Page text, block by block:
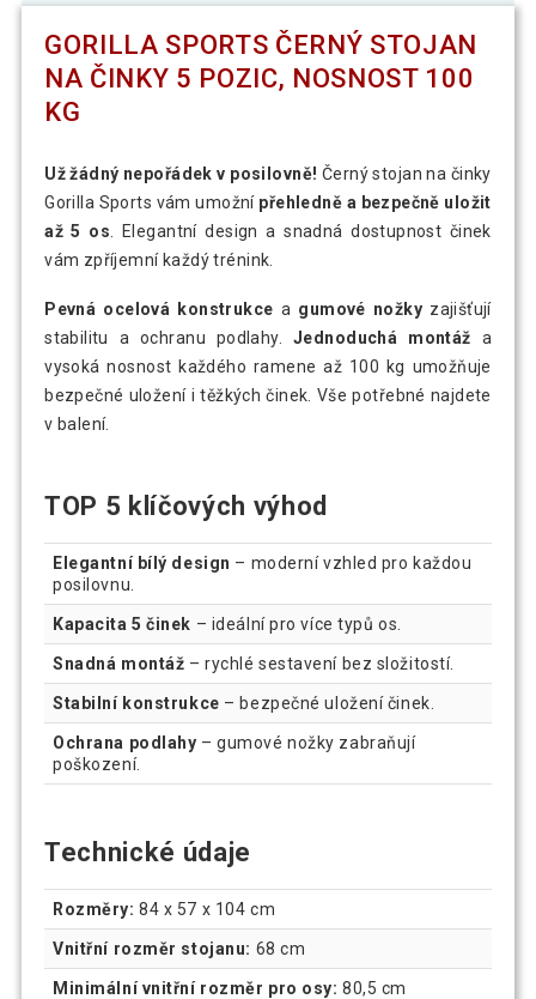
GORILLA SPORTS ČERNÝ STOJAN
NA ČINKY 5 POZIC, NOSNOST 100
KG
Už žádný nepořádek v posilovně! Černý stojan na činky
Gorilla Sports vám umožní přehledně a bezpečně uložit
až 5 os. Elegantní design a snadná dostupnost činek
vám zpříjemní každý trénink.
Pevná ocelová konstrukce a gumové nožky zajišťují
stabilitu a ochranu podlahy.Jednoduchá montáž a
vysoká nosnost každého ramene až 100 kg umožňuje
bezpečné uložení i těžkých činek. Vše potřebné najdete
v balení.
TOP 5 klíčových výhod
Elegantní bílý design – moderní vzhled pro každou
posilovnu.
Kapacita 5 činek – ideální pro více typů os.
Snadná montáž – rychlé sestavení bez složitostí.
Stabilní konstrukce – bezpečné uložení činek.
Ochrana podlahy – gumové nožky zabraňují
poškození.
Technické údaje
Rozměry: 84 x 57 x 104 cm
Vnitřní rozměr stojanu: 68 cm
Minimální vnitřní rozměr pro osy: 80,5 cm